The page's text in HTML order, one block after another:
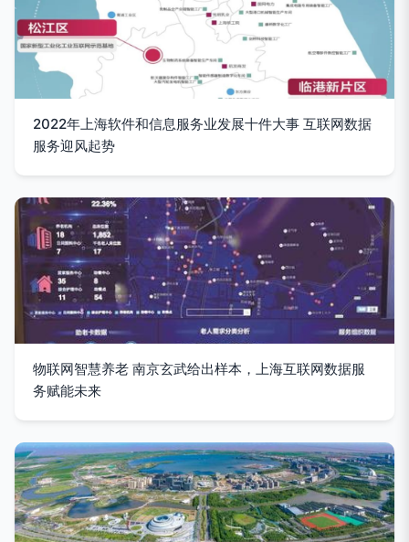
2022年上海软件和信息服务业发展十件大事 互联网数据
服务迎风起势
物联网智慧养老 南京玄武给出样本，上海互联网数据服
务赋能未来